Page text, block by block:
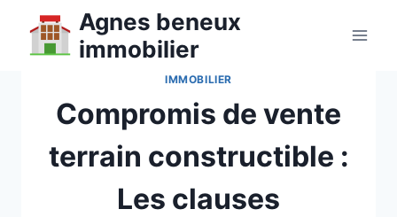
contenu
Agnes beneux
immobilier
IMMOBILIER
Compromis de vente
terrain constructible :
Les clauses